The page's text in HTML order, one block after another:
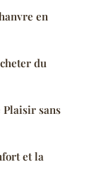
en
du
Plaisir sans
et la